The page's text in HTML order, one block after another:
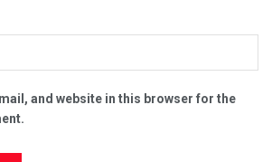
and website in this browser for the